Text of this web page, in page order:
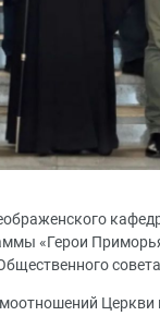
«Герои
Церкви